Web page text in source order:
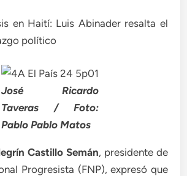
en Haití: Luis Abinader resalta el
político
José Ricardo
Taveras / Foto:
Pablo Pablo Matos
Castillo Semán, presidente de
Progresista (FNP), expresó que